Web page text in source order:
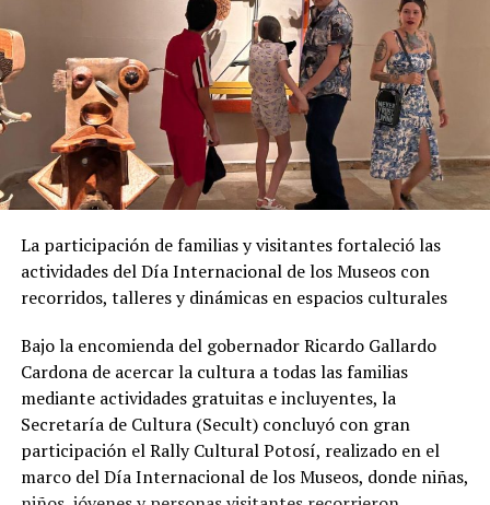
La participación de familias y visitantes fortaleció las
actividades del Día Internacional de los Museos con
recorridos, talleres y dinámicas en espacios culturales
Bajo la encomienda del gobernador Ricardo Gallardo
Cardona de acercar la cultura a todas las familias
mediante actividades gratuitas e incluyentes, la
Secretaría de Cultura (Secult) concluyó con gran
participación el Rally Cultural Potosí, realizado en el
marco del Día Internacional de los Museos, donde niñas,